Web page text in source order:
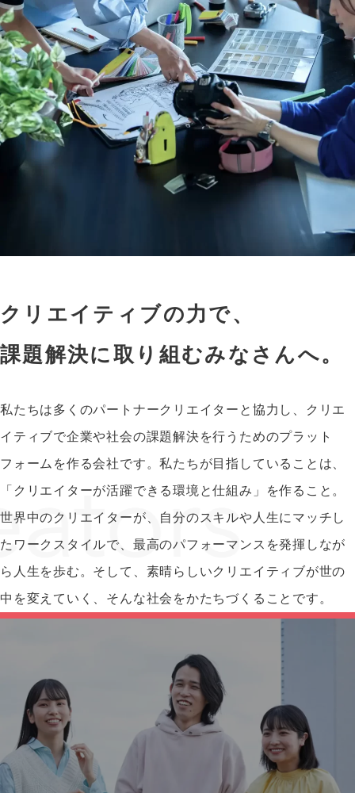
クリエイティブの力で、
課題解決に取り組むみなさんへ。
私たちは多くのパートナークリエイターと協力し、クリエ
イティブで企業や社会の課題解決を行うためのプラット
フォームを作る会社です。私たちが目指していることは、
「クリエイターが活躍できる環境と仕組み」を作ること。
世界中のクリエイターが、自分のスキルや人生にマッチし
たワークスタイルで、最高のパフォーマンスを発揮しなが
ら人生を歩む。そして、素晴らしいクリエイティブが世の
中を変えていく、そんな社会をかたちづくることです。